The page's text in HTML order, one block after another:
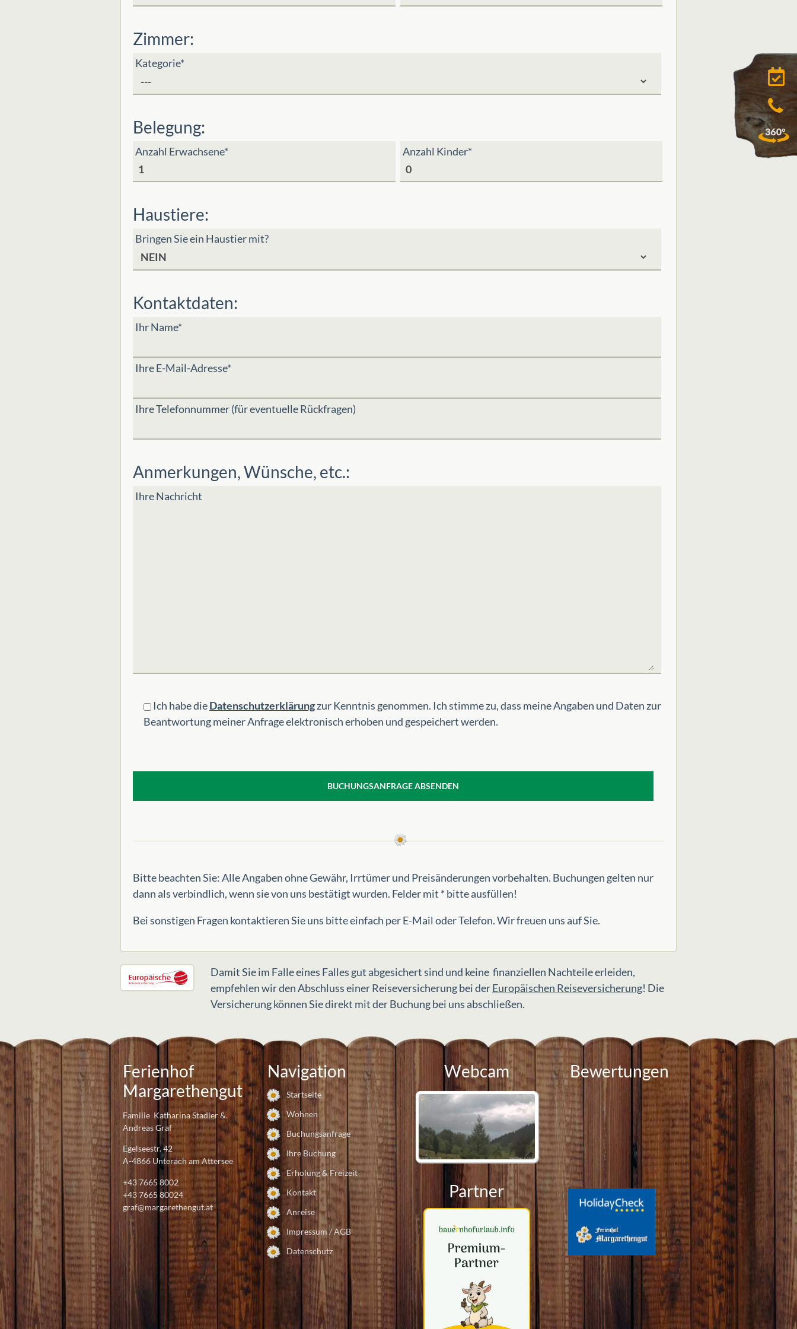
Zimmer:
Kategorie*
Belegung:
Anzahl Erwachsene* Anzahl Kinder*
Haustiere:
Bringen Sie ein Haustier mit?
Kontaktdaten:
Ihr Name*
Ihre E-Mail-Adresse*
Ihre Telefonnummer (für eventuelle Rückfragen)
Anmerkungen, Wünsche, etc.:
Ihre Nachricht
Ich habe dieDatenschutzerklärungzur Kenntnis genommen. Ich stimme zu, dass meine Angaben und Daten zur
Beantwortung meiner Anfrage elektronisch erhoben und gespeichert werden.
Bitte beachten Sie: Alle Angaben ohne Gewähr, Irrtümer und Preisänderungen vorbehalten. Buchungen gelten nur
dann als verbindlich, wenn sie von uns bestätigt wurden. Felder mit * bitte ausfüllen!
Bei sonstigen Fragen kontaktieren Sie uns bitte einfach per E-Mail oder Telefon. Wir freuen uns auf Sie.
Damit Sie im Falle eines Falles gut abgesichert sind und keine finanziellen Nachteile erleiden,
empfehlen wir den Abschluss einer Reiseversicherung bei derEuropäischen Reiseversicherung! Die
Versicherung können Sie direkt mit der Buchung bei uns abschließen.
Ferienhof
Margarethengut
Familie Katharina Stadler &.
Andreas Graf
Egelseestr. 42
A-4866 Unterach am Attersee
+43 7665 8002
+43 7665 80024
graf@margarethengut.at
Navigation
Startseite
Wohnen
Buchungsanfrage
Ihre Buchung
Erholung & Freizeit
Kontakt
Anreise
Impressum / AGB
Datenschutz
Webcam
Webcam
Partner
Bewertungen